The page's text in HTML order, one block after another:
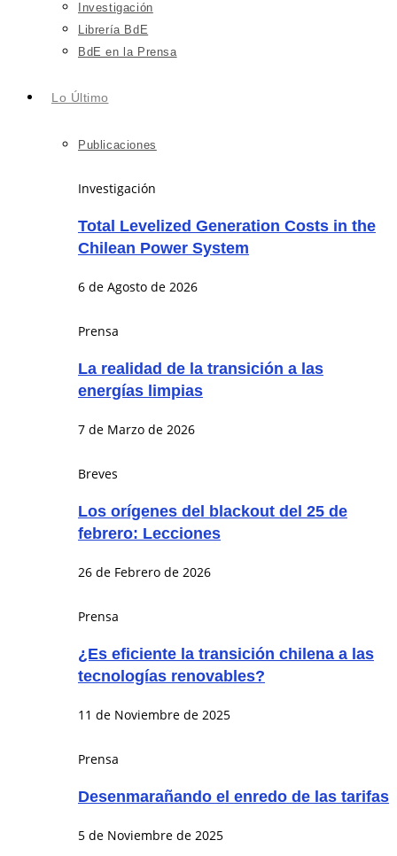
Investigación
Librería BdE
BdE en la Prensa
Lo Último
Publicaciones
Investigación
Total Levelized Generation Costs in the
Chilean Power System
6 de Agosto de 2026
Prensa
La realidad de la transición a las
energías limpias
7 de Marzo de 2026
Breves
Los orígenes del blackout del 25 de
febrero: Lecciones
26 de Febrero de 2026
Prensa
¿Es eficiente la transición chilena a las
tecnologías renovables?
11 de Noviembre de 2025
Prensa
Desenmarañando el enredo de las tarifas
5 de Noviembre de 2025